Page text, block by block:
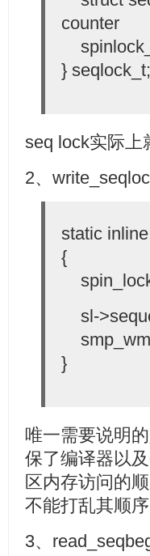
counter
} seqlock_t;
seq lock实际上
2、
static
{
sl-
}
唯一需要说明
保了编译器以
区内存访问的
不能打乱其顺
3、